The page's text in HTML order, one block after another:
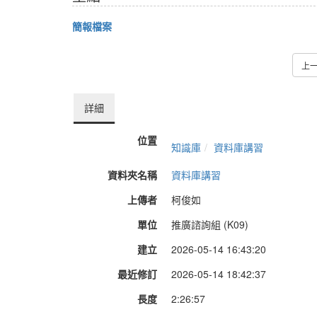
簡報檔案
上
詳細
位置 知識庫
資料庫講習
資料夾名稱
資料庫講習
上傳者
柯俊如
單位
推廣諮詢組 (K09)
建立
2026-05-14 16:43:20
最近修訂
2026-05-14 18:42:37
長度
2:26:57